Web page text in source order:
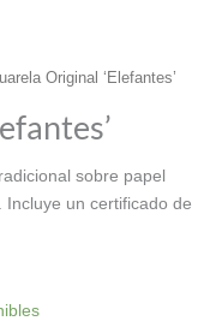
Original ‘Elefantes’
sobre papel
un certificado de